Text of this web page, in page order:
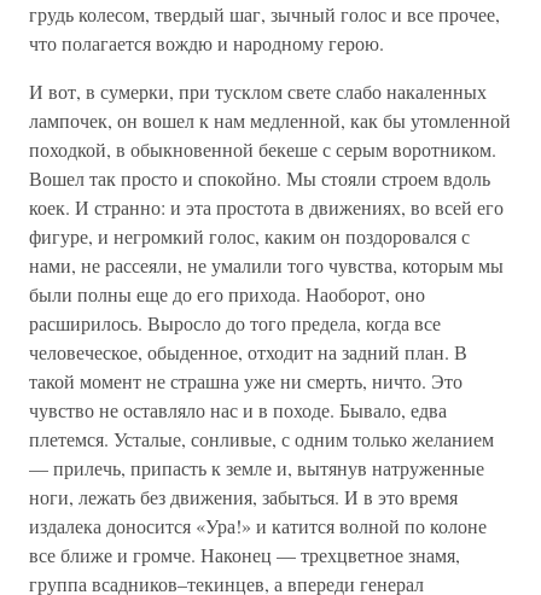
грудь колесом, твердый шаг, зычный голос и все прочее,
что полагается вождю и народному герою.
И вот, в сумерки, при тусклом свете слабо накаленных
лампочек, он вошел к нам медленной, как бы утомленной
походкой, в обыкновенной бекеше с серым воротником.
Вошел так просто и спокойно. Мы стояли строем вдоль
коек. И странно: и эта простота в движениях, во всей его
фигуре, и негромкий голос, каким он поздоровался с
нами, не рассеяли, не умалили того чувства, которым мы
были полны еще до его прихода. Наоборот, оно
расширилось. Выросло до того предела, когда все
человеческое, обыденное, отходит на задний план. В
такой момент не страшна уже ни смерть, ничто. Это
чувство не оставляло нас и в походе. Бывало, едва
плетемся. Усталые, сонливые, с одним только желанием
— прилечь, припасть к земле и, вытянув натруженные
ноги, лежать без движения, забыться. И в это время
издалека доносится «Ура!» и катится волной по колоне
все ближе и громче. Наконец — трехцветное знамя,
группа всадников–текинцев, а впереди генерал